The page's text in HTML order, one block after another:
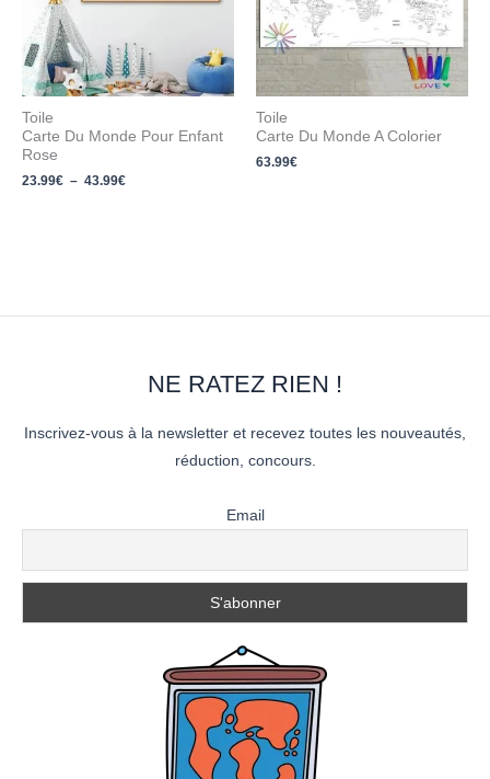
Toile
Carte Du Monde Pour Enfant
Rose
23.99€ – 43.99€
Toile
Carte Du Monde A Colorier
63.99€
NE RATEZ RIEN !
Inscrivez-vous à la newsletter et recevez toutes les nouveautés,
réduction, concours.
Email